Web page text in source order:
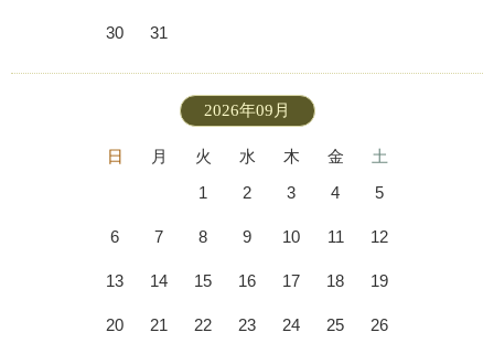
30 31
2026年09月
日 月 火 水 木 金
土
1
2 3 4 5
6 7 8 9 10 11 12
13 14 15 16 17 18 19
20 21 22 23 24 25 26